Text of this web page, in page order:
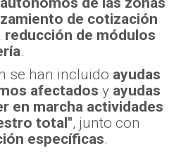
de cotización
reducción de módulos
.
se han incluido ayudas
afectados y ayudas
en marcha actividades
total", junto con
específicas.